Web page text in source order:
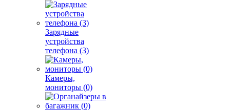
Зарядные
устройства
телефона (3)
Камеры,
мониторы (0)